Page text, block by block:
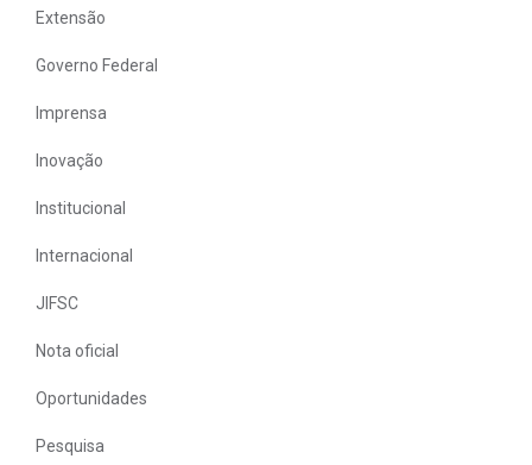
Extensão
Governo Federal
Imprensa
Inovação
Institucional
Internacional
JIFSC
Nota oficial
Oportunidades
Pesquisa